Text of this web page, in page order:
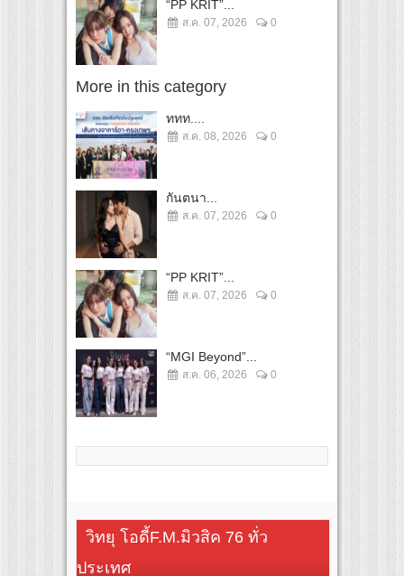
“PP KRIT”...
ส.ค. 07, 2026 0
More in this category
ททท....
ส.ค. 08, 2026 0
กันตนา...
ส.ค. 07, 2026 0
“PP KRIT”...
ส.ค. 07, 2026 0
“MGI Beyond”...
ส.ค. 06, 2026 0
วิทยุ โอดี้F.M.มิวสิค 76 ทั่ว
ประเทศ